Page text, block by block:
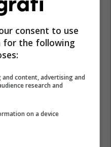
rrit ndikimin e
mjek apo klinikë në
Njihuni me
consent to use
for the following
content, advertising and
research and
on a device